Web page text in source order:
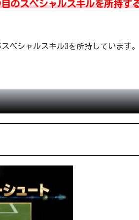
のスペシャルスキルを所持す
スペシャルスキル3を所持しています。